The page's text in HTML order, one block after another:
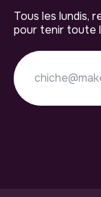
Tous les lundis,
pour tenir toute